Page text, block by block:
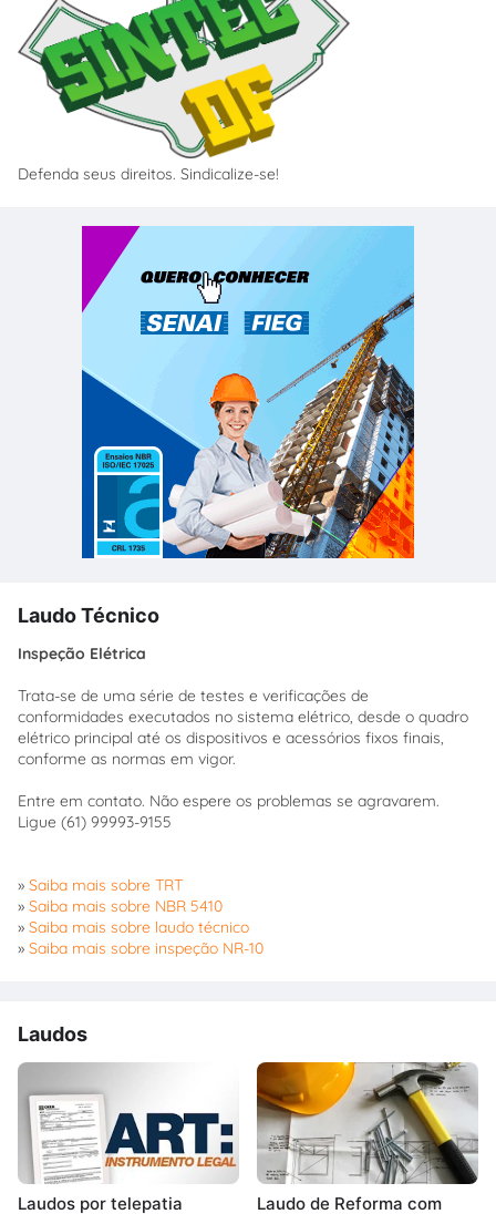
Defenda seus direitos. Sindicalize-se!
Laudo Técnico
Inspeção Elétrica
Trata-se de uma série de testes e verificações de
conformidades executados no sistema elétrico, desde o quadro
elétrico principal até os dispositivos e acessórios fixos finais,
conforme as normas em vigor.
Entre em contato. Não espere os problemas se agravarem.
Ligue (61) 99993-9155
» Saiba mais sobre TRT
» Saiba mais sobre NBR 5410
» Saiba mais sobre laudo técnico
» Saiba mais sobre inspeção NR-10
Laudos
Laudos por telepatia
Laudo de Reforma com